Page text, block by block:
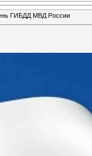
ГИБДД МВД России